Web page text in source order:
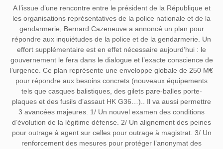
A l’issue d’une rencontre entre le président de la République et
les organisations représentatives de la police nationale et de la
gendarmerie, Bernard Cazeneuve a annoncé un plan pour
répondre aux inquiétudes de la police et de la gendarmerie. Un
effort supplémentaire est en effet nécessaire aujourd’hui : le
gouvernement le fera dans le dialogue et l’exacte conscience de
l’urgence. Ce plan représente une enveloppe globale de 250 M€
pour répondre aux besoins concrets (nouveaux équipements
tels que casques balistiques, des gilets pare-balles porte-
plaques et des fusils d’assaut HK G36…).. Il va aussi permettre
3 avancées majeures. 1/ Un nouvel examen des conditions
d’évolution de la légitime défense. 2/ Un alignement des peines
pour outrage à agent sur celles pour outrage à magistrat. 3/ Un
renforcement des mesures pour protéger l’anonymat des